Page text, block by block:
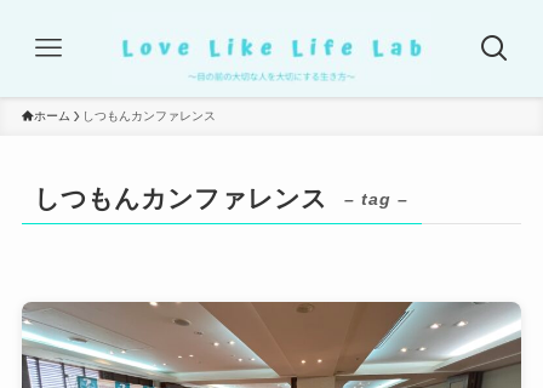
ホーム しつもんカンファレンス
しつもんカンファレンス – tag –